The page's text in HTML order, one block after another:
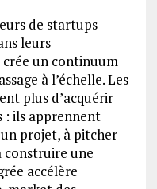
de startups
leurs
un continuum
à l’échelle. Les
plus d’acquérir
: ils apprennent
projet, à pitcher
construire une
accélère